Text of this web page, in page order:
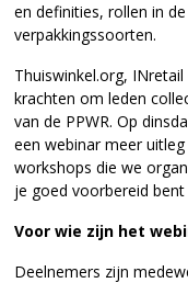
en definities, rollen in
verpakkingssoorten.
Thuiswinkel.org,
krachten om leden
van de PPWR. Op
een webinar meer
workshops die we
je goed voorbereid
Voor wie zijn het
Deelnemers zijn